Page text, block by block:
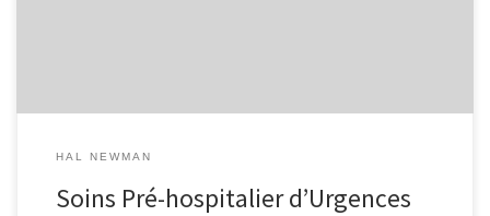
HAL NEWMAN
Soins Pré-hospitalier d’Urgences